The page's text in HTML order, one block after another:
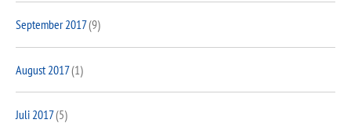
September 2017(9)
August 2017(1)
Juli 2017(5)